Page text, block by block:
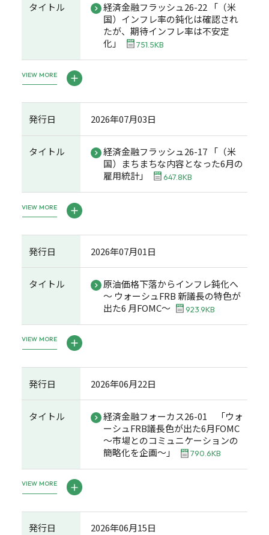
タイトル
経済金融フラッシュ26-22 「（米
国）インフレ率の鈍化は確認され
たが、期待インフレ率は不安定
化」
751.5KB
VIEW MORE
発行日 2026年07月03日
タイトル
経済金融フラッシュ26-17 「（米
国）まちまちな内容となった6月の
雇用統計」
647.8KB
VIEW MORE
発行日 2026年07月01日
タイトル
原油価格下落からインフレ鈍化へ
～ ウォーシュFRB 新議長の特色が
出た6 月FOMC～
923.9KB
VIEW MORE
発行日 2026年06月22日
タイトル
経済金融フォーカス26-01 「ウォ
ーシュFRB議長色が出た6月FOMC
～市場とのコミュニケーションの
簡略化を企画～」
790.6KB
VIEW MORE
発行日 2026年06月15日